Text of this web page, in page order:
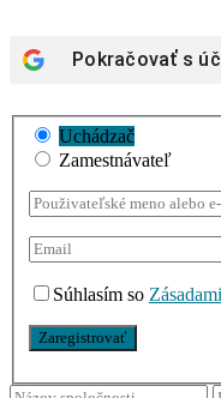
Pokračovať s
Uchádzač
Zamestnávateľ
Súhlasím so